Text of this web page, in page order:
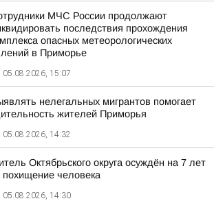
МЧС России продолжают
последствия прохождения
опасных метеорологических
в Приморье
05.08.2026, 15:07
нелегальных мигрантов помогает
жителей Приморья
05.08.2026, 14:32
Октябрьского округа осуждён на 7 лет
похищение человека
05.08.2026, 14:30